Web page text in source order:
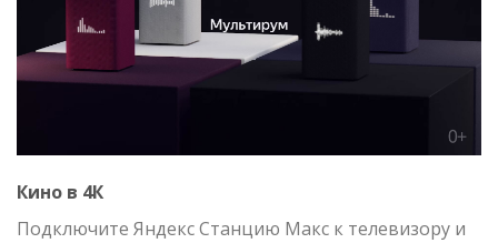
Кино в 4К
Подключите Яндекс Станцию Макс к телевизору и